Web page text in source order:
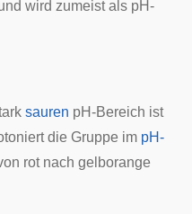
wird zumeist als pH-
sauren pH-Bereich ist
die Gruppe im pH-
rot nach gelborange